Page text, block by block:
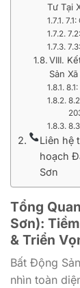
Tư Tại
VIII.
Sản
Liên hệ
hoạch
Sơn
Tổng
Sơn):
& Triển
Bất Động
nhìn toàn